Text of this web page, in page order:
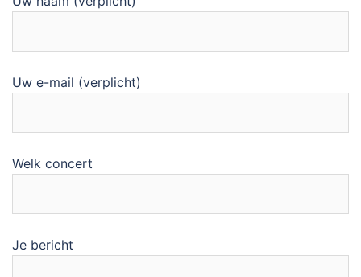
Uw e-mail (verplicht)
Welk concert
Je bericht